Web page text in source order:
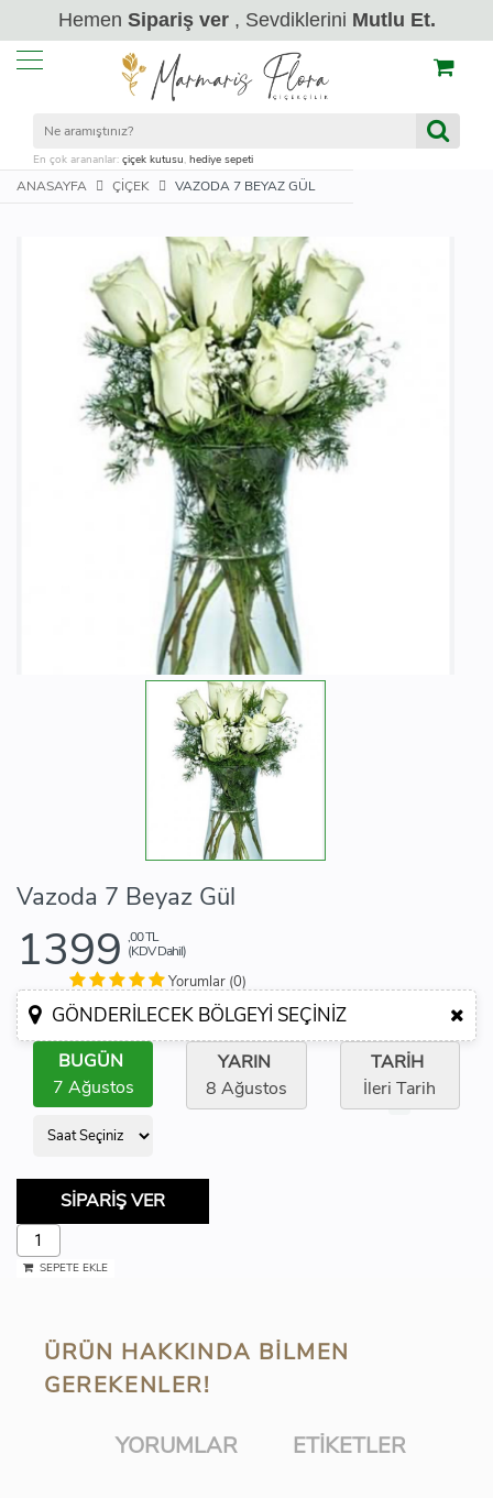
Hemen Sipariş ver, Sevdiklerini Mutlu Et.
En çok arananlar: çiçek kutusu, hediye sepeti
ANASAYFA ÇIÇEK VAZODA 7 BEYAZ GÜL
Vazoda 7 Beyaz Gül
1399 ,00 TL
(KDV Dahil)
Yorumlar (0)
GÖNDERILECEK BÖLGEYI SEÇINIZ
BUGÜN
7 Ağustos
YARIN
8 Ağustos
TARİH
İleri Tarih
SİPARİŞ VER
SEPETE EKLE
ÜRÜN HAKKINDA BILMEN
GEREKENLER!
YORUMLAR ETIKETLER